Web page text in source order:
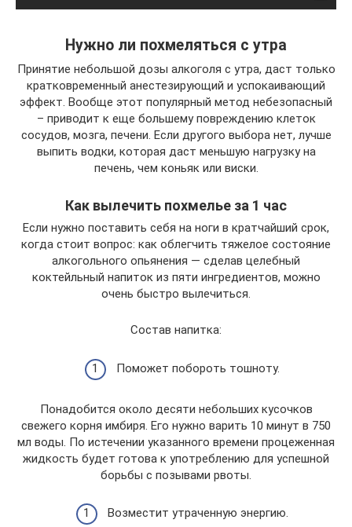
Нужно ли похмеляться с утра
Принятие небольшой дозы алкоголя с утра, даст только
кратковременный анестезирующий и успокаивающий
эффект. Вообще этот популярный метод небезопасный
– приводит к еще большему повреждению клеток
сосудов, мозга, печени. Если другого выбора нет, лучше
выпить водки, которая даст меньшую нагрузку на
печень, чем коньяк или виски.
Как вылечить похмелье за 1 час
Если нужно поставить себя на ноги в кратчайший срок,
когда стоит вопрос: как облегчить тяжелое состояние
алкогольного опьянения — сделав целебный
коктейльный напиток из пяти ингредиентов, можно
очень быстро вылечиться.
Состав напитка:
Поможет побороть тошноту.
Понадобится около десяти небольших кусочков
свежего корня имбиря. Его нужно варить 10 минут в 750
мл воды. По истечении указанного времени процеженная
жидкость будет готова к употреблению для успешной
борьбы с позывами рвоты.
Возместит утраченную энергию.